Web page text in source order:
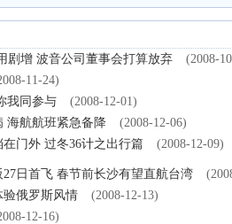
剧增 波音公司董事会打算放弃
(2008-
11-24)
我同参与
(2008-12-01)
海航航班紧急备降
(2008-12-06)
门外 过冬36计之出行篇 (2008-12-09)
日首飞 春节前长沙有望直航台湾
俄罗斯风情
(2008-12-13)
12-16)